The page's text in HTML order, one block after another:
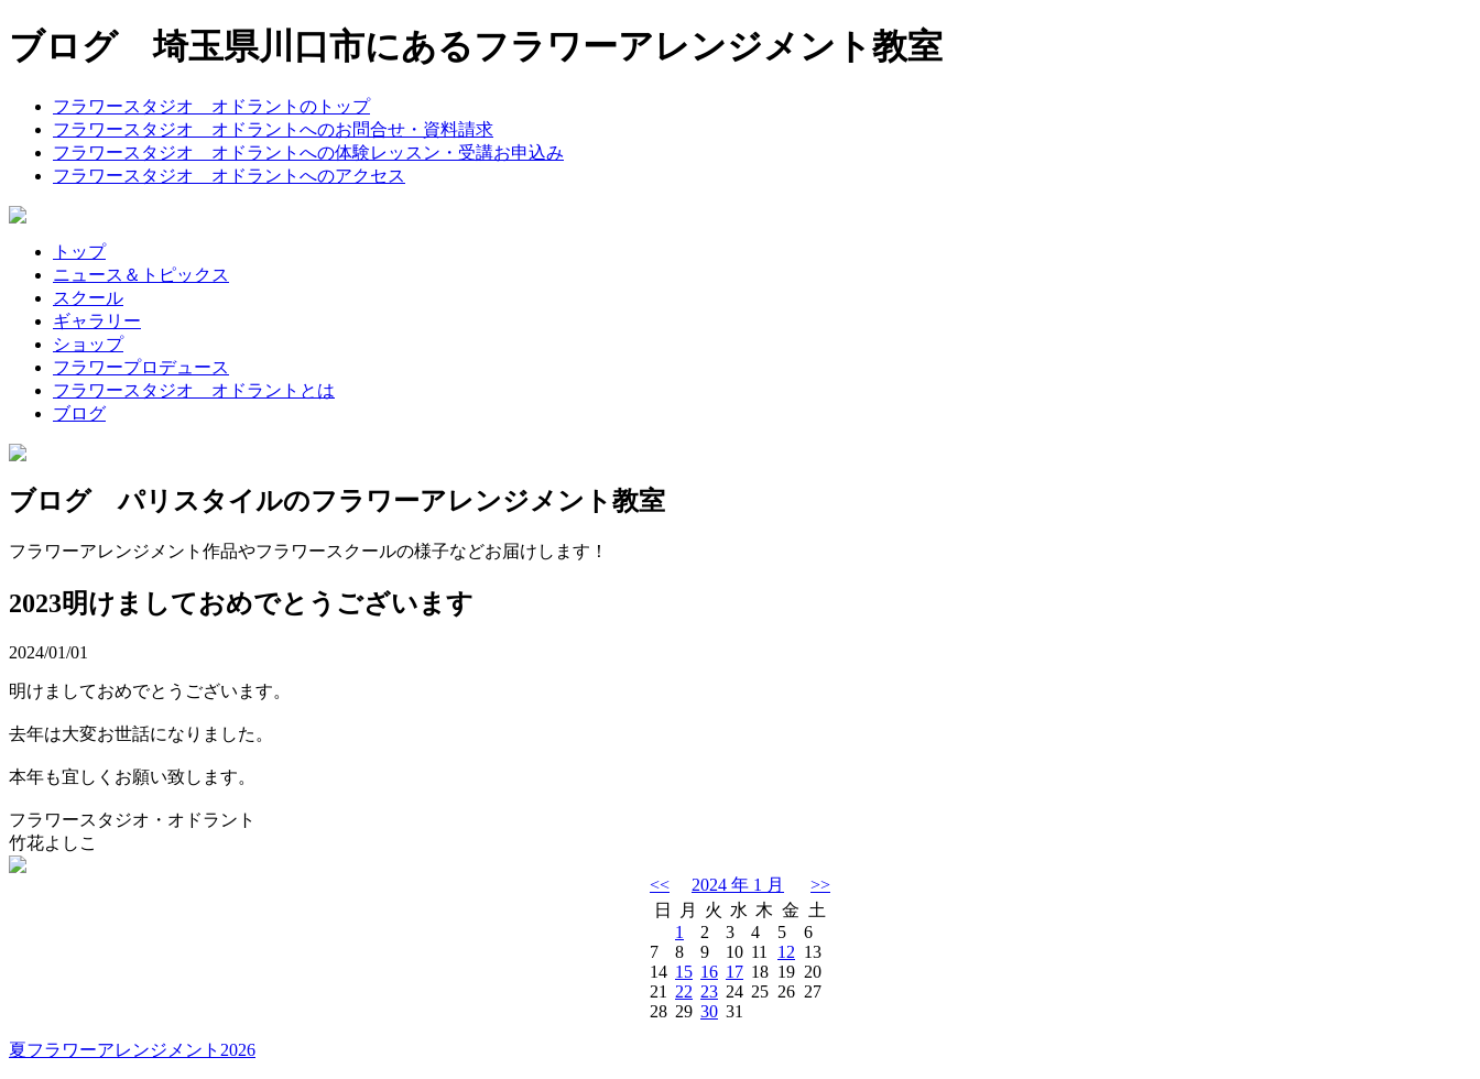
ブログ 埼玉県川口市にあるフラワーアレンジメント教室
フラワースタジオ オドラントのトップ
フラワースタジオ オドラントへのお問合せ・資料請求
フラワースタジオ オドラントへの体験レッスン・受講お申込み
フラワースタジオ オドラントへのアクセス
トップ
ニュース＆トピックス
スクール
ギャラリー
ショップ
フラワープロデュース
フラワースタジオ オドラントとは
ブログ
ブログ パリスタイルのフラワーアレンジメント教室
フラワーアレンジメント作品やフラワースクールの様子などお届けします！
2023明けましておめでとうございます
2024/01/01
明けましておめでとうございます。
去年は大変お世話になりました。
本年も宜しくお願い致します。
フラワースタジオ・オドラント
竹花よしこ
<< 2024 年 1 月
>>
日
月 火 水 木 金 土
1
2 3 4 5
6
7
8 9 10 11 12 13
14 15 16 17 18 19 20
21
22 23 24 25 26 27
28 29 30 31
夏フラワーアレンジメント2026